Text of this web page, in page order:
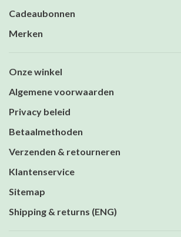
Cadeaubonnen
Merken
Onze winkel
Algemene voorwaarden
Privacy beleid
Betaalmethoden
Verzenden & retourneren
Klantenservice
Sitemap
Shipping & returns (ENG)